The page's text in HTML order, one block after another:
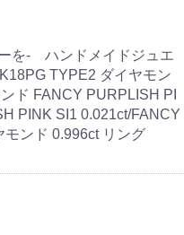
を- ハンドメイドジュエ
TYPE2 ダイヤモン
ド FANCY PURPLISH PI
PINK SI1 0.021ct/FANCY
ンド 0.996ct リング